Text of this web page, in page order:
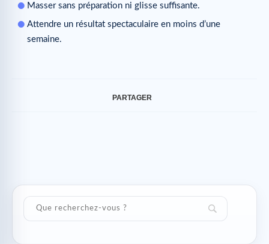
Masser sans préparation ni glisse suffisante.
Attendre un résultat spectaculaire en moins d’une
semaine.
PARTAGER